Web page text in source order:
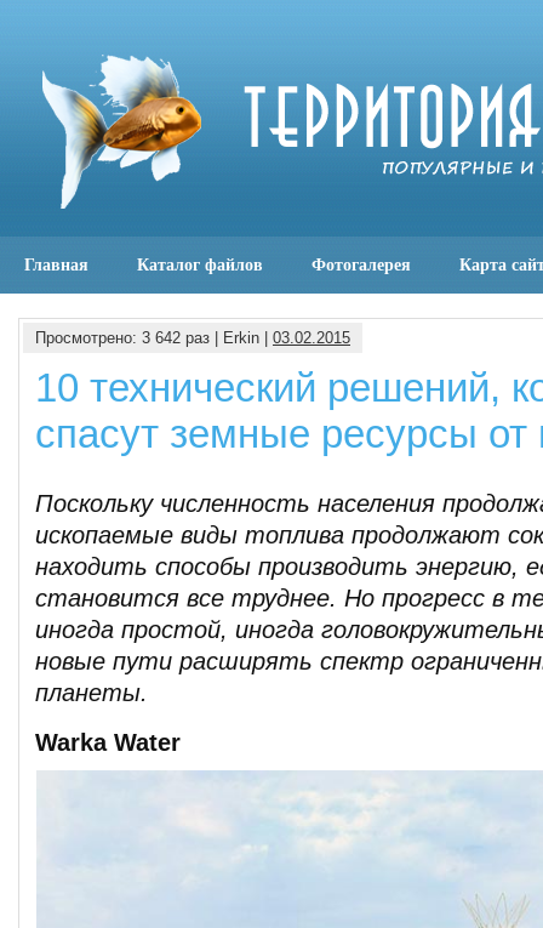
Главная Каталог файлов Фотогалерея Карта
Просмотрено: 3 642 раз | Erkin | 03.02.2015
10 технический решений,
спасут земные ресурсы
Поскольку численность населения
ископаемые виды топлива продолжают
находить способы производить энергию,
становится все труднее. Но прогресс в
иногда простой, иногда
новые пути расширять спектр
планеты.
Warka Water